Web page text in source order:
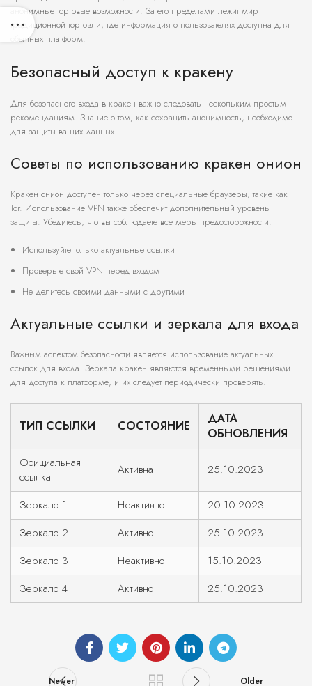
анонимные торговые возможности. За его пределами лежит мир
традиционной торговли, где информация о пользователях доступна для
обычных платформ.
Безопасный доступ к кракену
Для безопасного входа в кракен важно следовать нескольким простым
рекомендациям. Знание о том, как сохранить анонимность, необходимо
для защиты ваших данных.
Советы по использованию кракен онион
Кракен онион доступен только через специальные браузеры, такие как
Tor. Использование VPN также обеспечит дополнительный уровень
защиты. Убедитесь, что вы соблюдаете все меры предосторожности.
Используйте только актуальные ссылки
Проверьте свой VPN перед входом
Не делитесь своими данными с другими
Актуальные ссылки и зеркала для входа
Важным аспектом безопасности является использование актуальных
ссылок для входа. Зеркала кракен являются временными решениями
для доступа к платформе, и их следует периодически проверять.
ТИП ССЫЛКИ СОСТОЯНИЕ
ДАТА
ОБНОВЛЕНИЯ
Официальная
ссылка
Активна 25.10.2023
Зеркало 1 Неактивно
20.10.2023
Зеркало 2
Активно
25.10.2023
Зеркало 3
Неактивно
15.10.2023
Зеркало 4
Активно 25.10.2023
Newer Older